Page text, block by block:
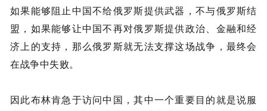
如果能够阻止中国不给俄罗斯提供武器，不与俄罗斯结
盟，如果能够让中国不再对俄罗斯提供政治、金融和经
济上的支持，那么俄罗斯就无法支撑这场战争，最终会
在战争中失败。
因此布林肯急于访问中国，其中一个重要目的就是说服